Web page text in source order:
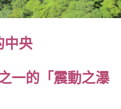
中央
一的「震動之瀑